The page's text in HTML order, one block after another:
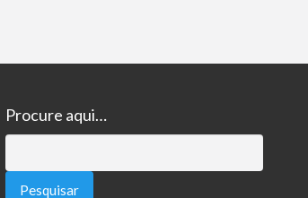
Procure aqui…
por: